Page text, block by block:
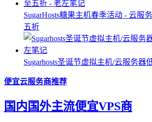
SugarHosts糖果主机春季活动 - 云服
五折
Sugarhosts圣诞节虚拟主机/云服务器
便宜云服务商推荐
国内国外主流便宜VPS商